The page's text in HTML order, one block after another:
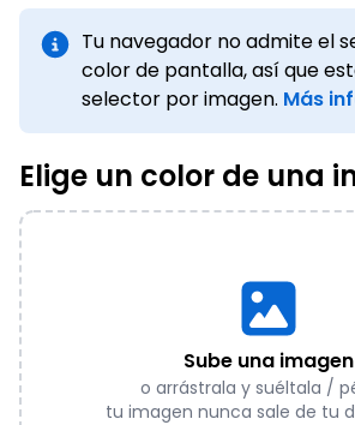
Tu navegador no admite el
color de pantalla, así que
selector por imagen. Más
Elige un color de una
Sube una imagen
o arrástrala y suéltala /
tu imagen nunca sale de tu